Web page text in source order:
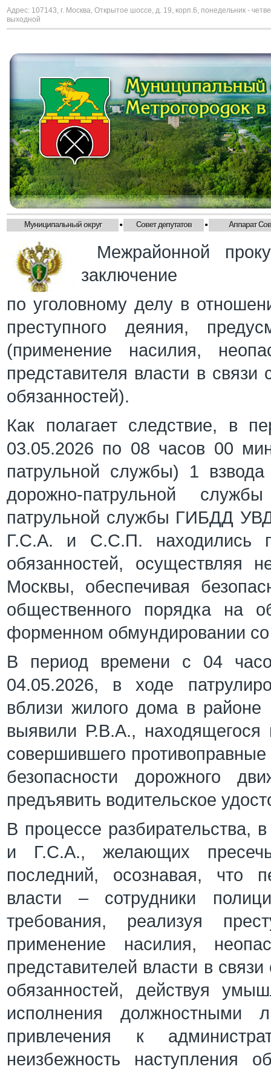
Адрес: 107143, г. Москва, Открытое шоссе, д. 19, корп.6, понедельник -
выходной
Муниципальный округ • Совет депутатов • Аппарат
Межрайонной
заключение
по уголовному делу в
преступного деяния,
(применение насилия,
представителя власти в
обязанностей).
Как полагает следствие, в
03.05.2026 по 08 часов 00
патрульной службы) 1
дорожно-патрульной
патрульной службы ГИБДД
Г.С.А. и С.С.П. находились
обязанностей, осуществляя
Москвы, обеспечивая
общественного порядка на
форменном обмундировании
В период времени с 04
04.05.2026, в ходе
вблизи жилого дома в
выявили Р.В.А., находящегося
совершившего
безопасности дорожного
предъявить водительское
В процессе разбирательства,
и Г.С.А., желающих
последний, осознавая, что
власти – сотрудники
требования, реализуя
применение насилия,
представителей власти в
обязанностей, действуя
исполнения должностными
привлечения к
неизбежность наступления